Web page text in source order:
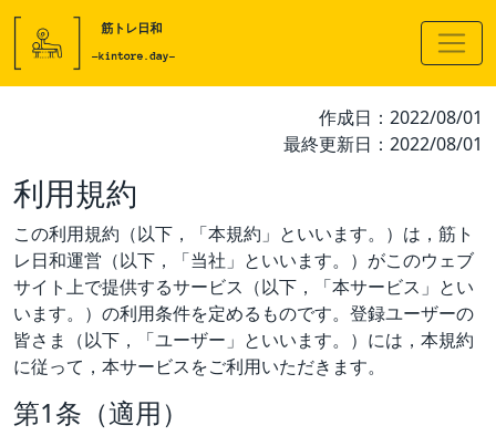
作成日：2022/08/01
最終更新日：2022/08/01
利用規約
この利用規約（以下，「本規約」といいます。）は，筋ト
レ日和運営（以下，「当社」といいます。）がこのウェブ
サイト上で提供するサービス（以下，「本サービス」とい
います。）の利用条件を定めるものです。登録ユーザーの
皆さま（以下，「ユーザー」といいます。）には，本規約
に従って，本サービスをご利用いただきます。
第1条（適用）